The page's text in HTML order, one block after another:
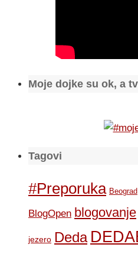
Moje dojke su ok, a
Tagovi
#Preporuka Beograd
BlogOpen blogovanje
jezero Deda